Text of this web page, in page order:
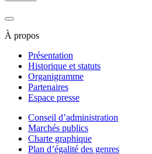
À propos
Présentation
Historique et statuts
Organigramme
Partenaires
Espace presse
Conseil d’administration
Marchés publics
Charte graphique
Plan d’égalité des genres